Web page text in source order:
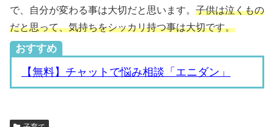
で、自分が変わる事は大切だと思います。 子供は泣くもの
だと思って、気持ちをシッカリ持つ事は大切です。
おすすめ
【無料】チャットで悩み相談「エニダン」